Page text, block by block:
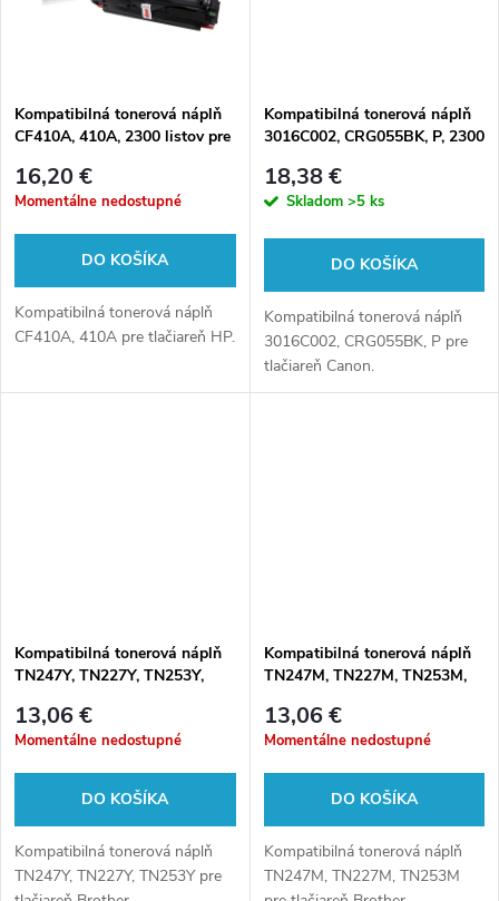
v
Kompatibilná tonerová náplň
CF410A, 410A, 2300 listov pre
16,20 €
Momentálne nedostupné
DO KOŠÍKA
Kompatibilná tonerová náplň
CF410A, 410A pre tlačiareň HP.
Kompatibilná tonerová náplň
3016C002, CRG055BK, P, 2300
(Orink white box)
18,38 €
Skladom >5 ks
DO KOŠÍKA
Kompatibilná tonerová náplň
3016C002, CRG055BK, P pre
tlačiareň Canon.
Kompatibilná tonerová náplň
TN247Y, TN227Y, TN253Y,
Brother
13,06 €
Momentálne nedostupné
DO KOŠÍKA
Kompatibilná tonerová náplň
TN247Y, TN227Y, TN253Y pre
Kompatibilná tonerová náplň
TN247M, TN227M, TN253M,
Brother
13,06 €
Momentálne nedostupné
DO KOŠÍKA
Kompatibilná tonerová náplň
TN247M, TN227M, TN253M